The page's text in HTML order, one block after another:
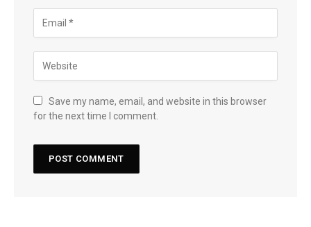
Save my name, email, and website in this browser
for the next time I comment.